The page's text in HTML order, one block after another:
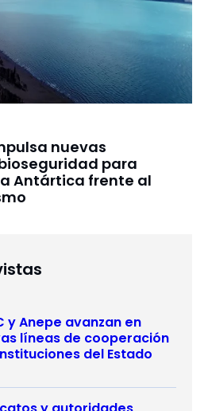
nuevas
para
Antártica frente al
y Anepe avanzan en
líneas de cooperación
del Estado